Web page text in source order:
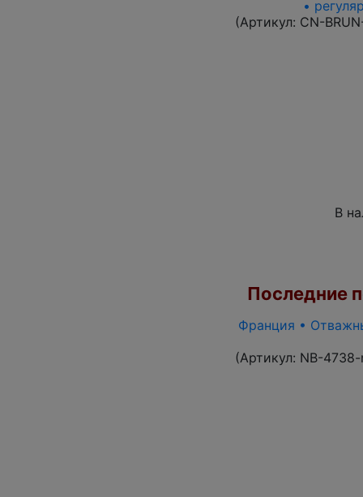
•
(Артикул: CN-
В
Последние
Франция •
(Артикул: NB-4738-